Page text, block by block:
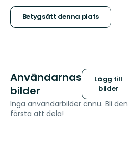
stjärnor
Betygsätt denna plats
Användarnas
bilder
Lägg till
bilder
Inga användarbilder ännu. Bli den
första att dela!